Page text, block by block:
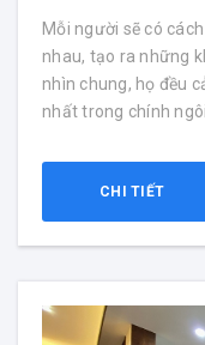
Mỗi người sẽ có
nhau, tạo ra những
nhìn chung, họ đều
nhất trong chính
CHI TIẾT